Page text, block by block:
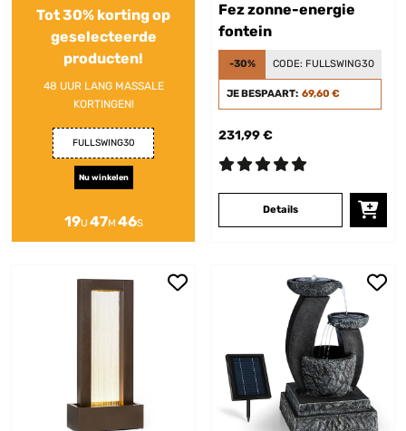
Tot 30% korting op
geselecteerde
producten!
48 UUR LANG MASSALE
KORTINGEN!
FULLSWING30
Nu winkelen
19U 47M 45S
Fez zonne-energie
fontein
-30% CODE: FULLSWING30
JE BESPAART: 69,60 €
231,99 €
Details